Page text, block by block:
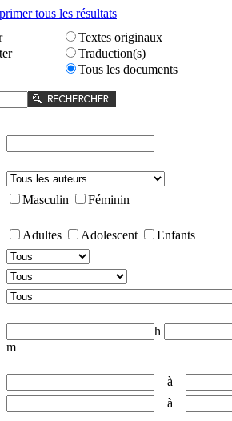
tous les résultats
Textes originaux
Traduction(s)
Tous les documents
Masculin Féminin
Adultes Adolescent
Enfants
h
m
à
à